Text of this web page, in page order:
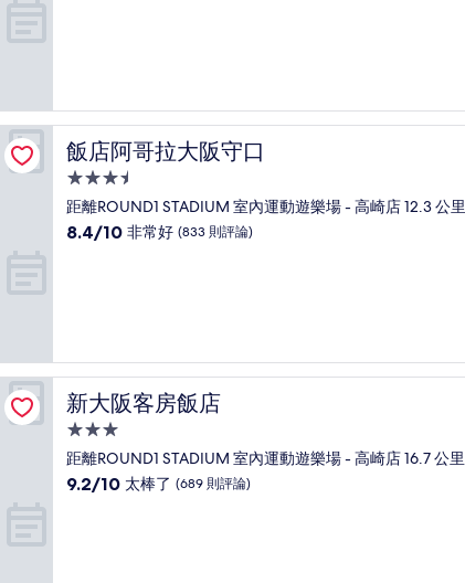
棒
了，
(16
則
評
論)
飯店阿哥拉大阪守口
飯店阿哥拉大阪守口
3.5
星
級
距離ROUND1 STADIUM 室內運動遊樂場 - 高崎店 12.3 公里
8.4
常
好，
(833
則
評
論)
8.4/10 非常好 (833 則評論)
新大阪客房飯店
新大阪客房飯店
3.0
星
級
距離ROUND1 STADIUM 室內運動遊樂場 - 高崎店 16.7 公里
9.2
9.2/10 太棒了 (689 則評論)